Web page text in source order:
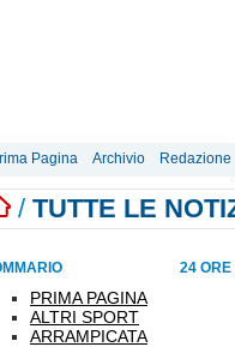
Pagina Archivio Redazione
/ TUTTE LE
PRIMA PAGINA
ALTRI SPORT
ARRAMPICATA
24 ORE